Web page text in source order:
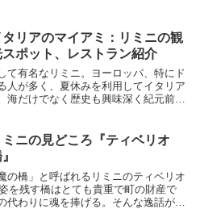
タリアのマイアミ：リミニの観
スポット、レストラン紹介
て有名なリミニ。ヨーロッパ、特にド
人が多く、夏休みを利用してイタリア
海だけでなく歴史も興味深く紀元前6
ミニの見どころ『ティベリオ
の橋」と呼ばれるリミニのティベリオ
を残す橋はとても貴重で町の財産で
わりに魂を捧げる。そんな逸話が信